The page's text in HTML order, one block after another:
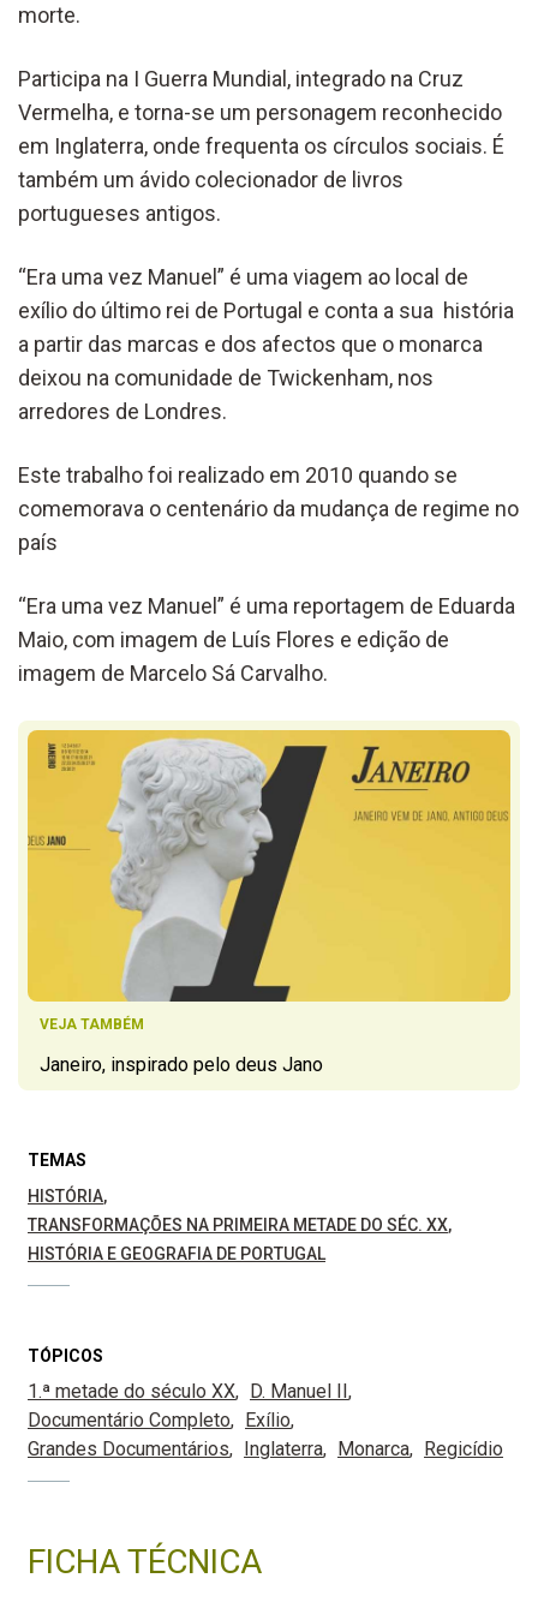
morte.
Participa na I Guerra Mundial, integrado na Cruz
Vermelha, e torna-se um personagem reconhecido
em Inglaterra, onde frequenta os círculos sociais. É
também um ávido colecionador de livros
portugueses antigos.
“Era uma vez Manuel” é uma viagem ao local de
exílio do último rei de Portugal e conta a sua história
a partir das marcas e dos afectos que o monarca
deixou na comunidade de Twickenham, nos
arredores de Londres.
Este trabalho foi realizado em 2010 quando se
comemorava o centenário da mudança de regime no
país
“Era uma vez Manuel” é uma reportagem de Eduarda
Maio, com imagem de Luís Flores e edição de
imagem de Marcelo Sá Carvalho.
VEJA TAMBÉM
Janeiro, inspirado pelo deus Jano
TEMAS
HISTÓRIA
TRANSFORMAÇÕES NA PRIMEIRA METADE DO SÉC. XX
HISTÓRIA E GEOGRAFIA DE PORTUGAL
TÓPICOS
1.ª metade do século XX
D. Manuel II
Documentário Completo
Exílio
Grandes Documentários
Inglaterra Monarca Regicídio
FICHA TÉCNICA